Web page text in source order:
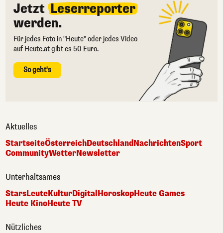
Jetzt Leserreporter
werden.
Für jedes Foto in "Heute" oder jedes Video
auf Heute.at gibt es 50 Euro.
So geht's
Aktuelles
StartseiteÖsterreichDeutschlandNachrichtenSport
CommunityWetterNewsletter
Unterhaltsames
StarsLeuteKulturDigital HoroskopHeute Games
Heute KinoHeute TV
Nützliches